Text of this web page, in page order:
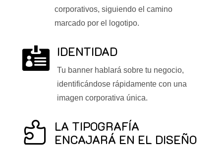
corporativos, siguiendo el camino
marcado por el logotipo.
 IDENTIDAD
Tu banner hablará sobre tu negocio,
identificándose rápidamente con una
imagen corporativa única.

LA TIPOGRAFÍA
ENCAJARÁ EN EL DISEÑO